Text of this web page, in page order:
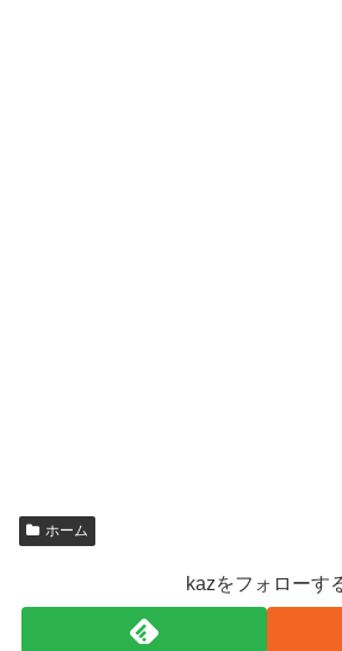
ホーム
kazをフォローす